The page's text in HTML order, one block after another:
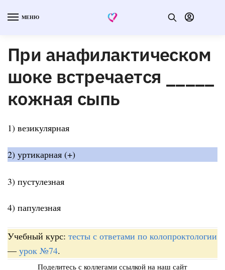
МЕНЮ
При анафилактическом
шоке встречается _____
кожная сыпь
1) везикулярная
2) уртикарная (+)
3) пустулезная
4) папулезная
Учебный курс: тесты с ответами по колопроктологии
— урок №74.
Поделитесь с коллегами ссылкой на наш сайт